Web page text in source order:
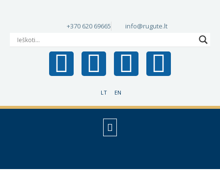
LT EN
+370 620 69665 info@rugute.lt